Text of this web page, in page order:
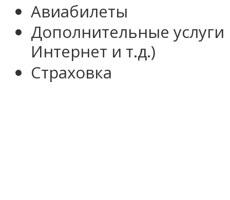
Авиабилеты
Дополнительные
Интернет и т.д.)
Страховка